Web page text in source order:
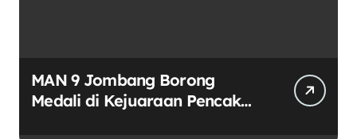
MAN 9 Jombang Borong
Medali di Kejuaraan Pencak